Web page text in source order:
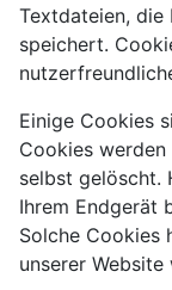
Textdateien, die
speichert.
Einige Cookies
Cookies
selbst gelöscht.
Ihrem Endgerät
Solche Cookies
unserer